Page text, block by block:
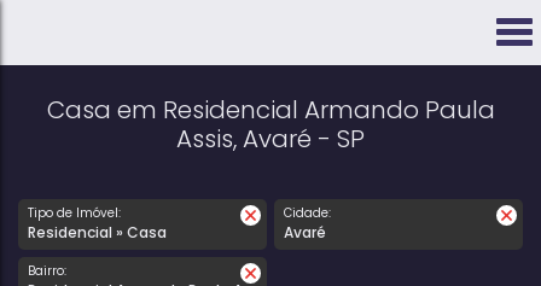
Casa em Residencial Armando Paula
Assis, Avaré - SP
Tipo de Imóvel:
Residencial » Casa
Cidade:
Avaré
Bairro: